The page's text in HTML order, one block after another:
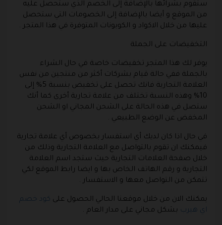
ستقوم بشرائها بالإضافة إلى الخصم الذي ستحصل عليه
من الموقع و أيضا بالإضافة إلى الخصومات التي ستحصل
عليها من خلال الاكواد و الكوبونات المتوفرة في هذا المتجر .
التخفيضات على الجملة
يوفر لك هذا المتجر تخفيضات خاصة في حال الشراء
بالجملة ففي حالة قيام بشركات أكثر من منتجين من نفس
العلامة التجارية فانك تحصل على تخفيض بنسبة 5% إلى
10% وهذه النسبة تختلف من علامة تجارية أخرى كما أنك
ستصل في هذه الحالة على الشحن المجاني او الشحن
المخفض عن الوضع الطبيعي .
في حال اذا كان لديك أي استفسار بخصوص أي علامة تجارية
فيمكنك ان تقوم بالتواصل مع العلامة التجارية وذلك من
خلال صفحة العلامات التجارية حيث ستجد اسم العلامة
التجارية و رقم الهاتف الخاص بها و ايضا رابط الموقع لكي
تتمكن من التواصل معها و الاستفسار .
يمكنك الان من خلال موقعنا الحالي الحصول على كود خصم
اي هيرب بشكل مجاني على مدار العام .